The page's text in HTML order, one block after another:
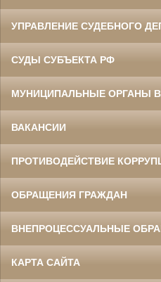
УПРАВЛЕНИЕ СУДЕБНОГО
СУДЫ СУБЪЕКТА РФ
МУНИЦИПАЛЬНЫЕ ОРГАНЫ
ВАКАНСИИ
ПРОТИВОДЕЙСТВИЕ
ОБРАЩЕНИЯ ГРАЖДАН
ВНЕПРОЦЕССУАЛЬНЫЕ
КАРТА САЙТА